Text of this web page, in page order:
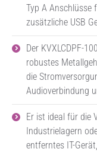
Typ A Anschlüsse
zusätzliche USB
Der KVXLCDPF-
robustes
die
Audioverbindung
Er ist ideal für die
Industrielagern
entferntes IT-